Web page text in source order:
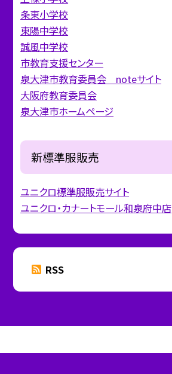
条東小学校
東陽中学校
誠風中学校
市教育支援センター
泉大津市教育委員会 noteサイト
大阪府教育委員会
泉大津市ホームページ
新標準服販売
ユニクロ標準服販売サイト
ユニクロ・カナートモール和泉府中店
RSS